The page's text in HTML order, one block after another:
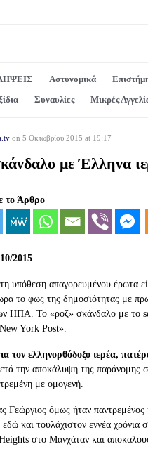
Αστυνομικά
Συναυλίες Μικρές
on 5 Οκτωβρίου 2015 at 19:17
με Έλληνα
το Άρθρο
2015
υπόθεση απαγορευμένου έρωτα
το φως της δημοσιότητας με
ΗΠΑ. Το «ροζ» σκάνδαλο με το
York Post».
τον ελληνορθόδοξο ιερέα,
την αποκάλυψη της παράνομης
με ομογενή.
Γεώργιος όμως ήταν
εδώ και τουλάχιστον εννέα
στο Μανχάταν και